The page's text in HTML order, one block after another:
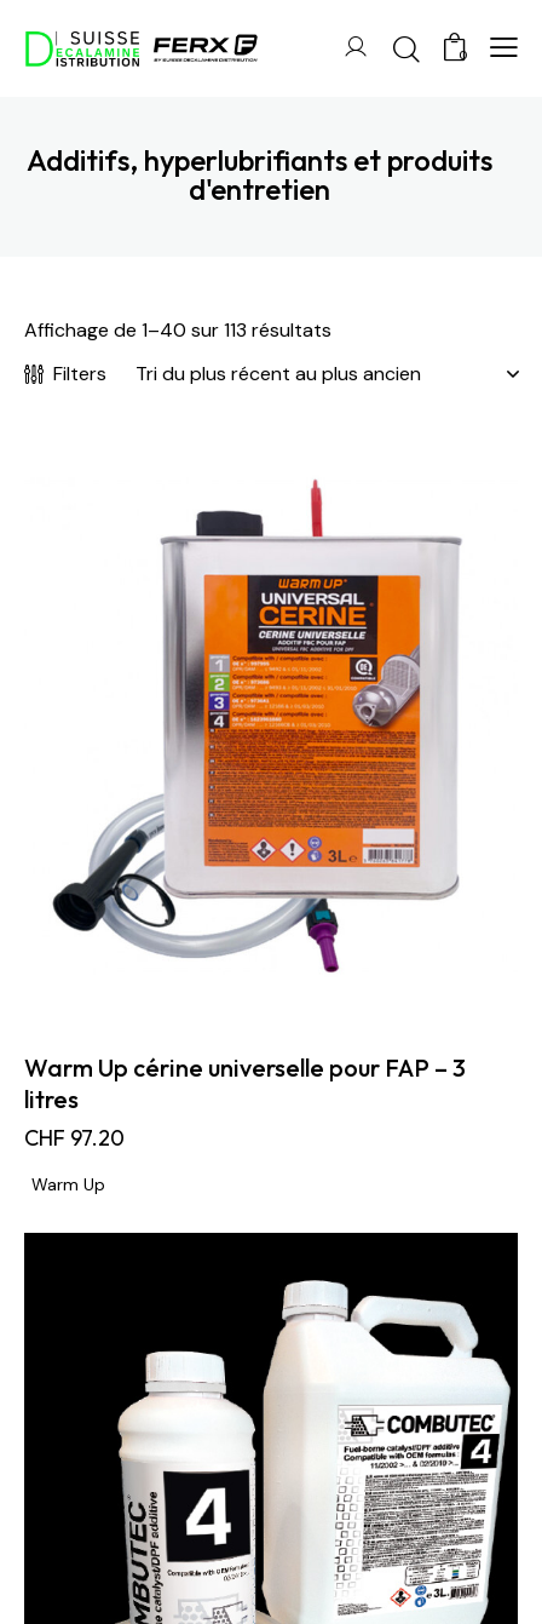
0
Additifs, hyperlubrifiants et produits
d'entretien
Affichage de 1–40 sur 113 résultats
Filters
Warm Up cérine universelle pour FAP – 3
litres
CHF 97.20
Warm Up